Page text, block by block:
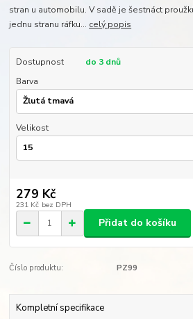
stran u automobilu. V sadě je šestnáct
jednu stranu ráfku... celý popis
Dostupnost
do 3 dnů
Barva
Velikost
279 Kč
231 Kč bez DPH
Přidat do košíku
Číslo produktu: PZ99
Kompletní specifikace